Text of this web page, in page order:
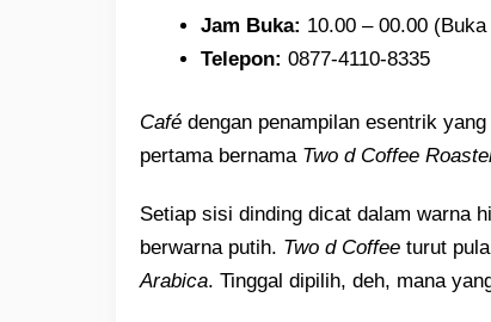
Jam Buka: 10.00 – 00.00
Telepon: 0877-4110-8335
Café dengan penampilan esentrik yang
pertama bernama Two d Coffee
Setiap sisi dinding dicat dalam warna
berwarna putih. Two d Coffee turut
Arabica. Tinggal dipilih, deh, mana